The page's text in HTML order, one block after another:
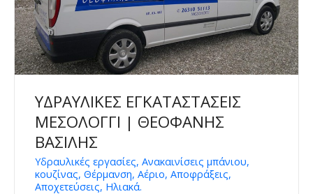
ΥΔΡΑΥΛΙΚΕΣ ΕΓΚΑΤΑΣΤΑΣΕΙΣ
ΜΕΣΟΛΟΓΓΙ | ΘΕΟΦΑΝΗΣ
ΒΑΣΙΛΗΣ
Υδραυλικές εργασίες, Ανακαινίσεις μπάνιου,
κουζίνας, Θέρμανση, Αέριο, Αποφράξεις,
Αποχετεύσεις, Ηλιακά.